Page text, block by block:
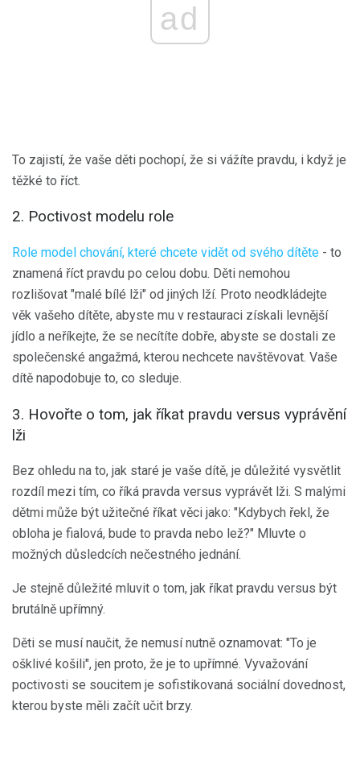
ad
To zajistí, že vaše děti pochopí, že si vážíte pravdu, i když je
těžké to říct.
2. Poctivost modelu role
Role model chování, které chcete vidět od svého dítěte - to
znamená říct pravdu po celou dobu. Děti nemohou
rozlišovat "malé bílé lži" od jiných lží. Proto neodkládejte
věk vašeho dítěte, abyste mu v restauraci získali levnější
jídlo a neříkejte, že se necítíte dobře, abyste se dostali ze
společenské angažmá, kterou nechcete navštěvovat. Vaše
dítě napodobuje to, co sleduje.
3. Hovořte o tom, jak říkat pravdu versus vyprávění
lži
Bez ohledu na to, jak staré je vaše dítě, je důležité vysvětlit
rozdíl mezi tím, co říká pravda versus vyprávět lži. S malými
dětmi může být užitečné říkat věci jako: "Kdybych řekl, že
obloha je fialová, bude to pravda nebo lež?" Mluvte o
možných důsledcích nečestného jednání.
Je stejně důležité mluvit o tom, jak říkat pravdu versus být
brutálně upřímný.
Děti se musí naučit, že nemusí nutně oznamovat: "To je
ošklivé košili", jen proto, že je to upřímné. Vyvažování
poctivosti se soucitem je sofistikovaná sociální dovednost,
kterou byste měli začít učit brzy.